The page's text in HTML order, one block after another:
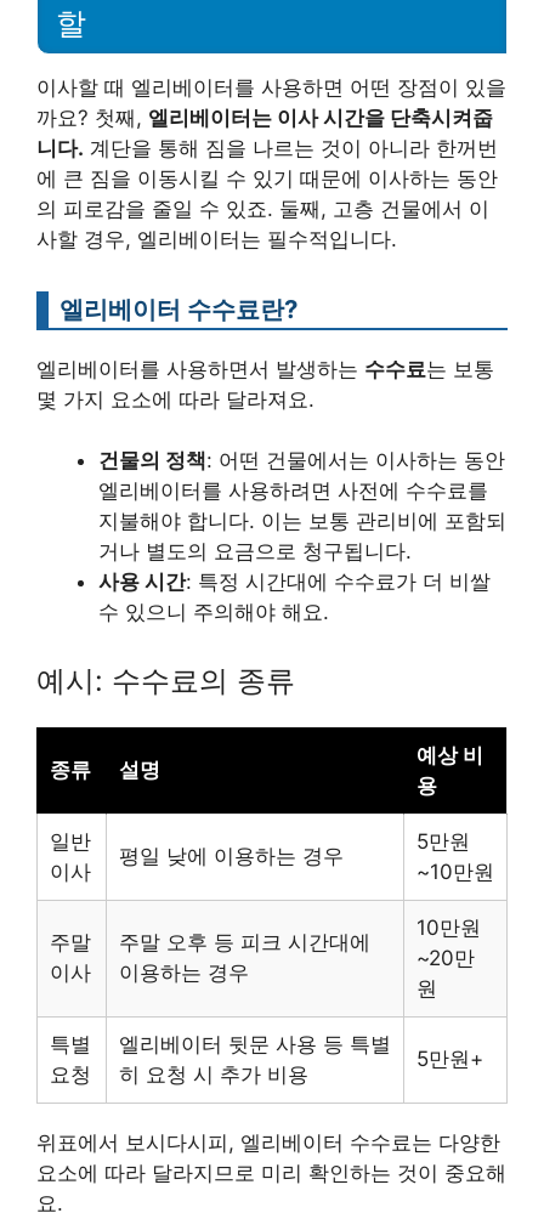
할
이사할 때 엘리베이터를 사용하면 어떤 장점이 있을
까요? 첫째, 엘리베이터는 이사 시간을 단축시켜줍
니다. 계단을 통해 짐을 나르는 것이 아니라 한꺼번
에 큰 짐을 이동시킬 수 있기 때문에 이사하는 동안
의 피로감을 줄일 수 있죠. 둘째, 고층 건물에서 이
사할 경우, 엘리베이터는 필수적입니다.
엘리베이터 수수료란?
엘리베이터를 사용하면서 발생하는 수수료는 보통
몇 가지 요소에 따라 달라져요.
건물의 정책: 어떤 건물에서는 이사하는 동안
엘리베이터를 사용하려면 사전에 수수료를
지불해야 합니다. 이는 보통 관리비에 포함되
거나 별도의 요금으로 청구됩니다.
사용 시간: 특정 시간대에 수수료가 더 비쌀
수 있으니 주의해야 해요.
예시: 수수료의 종류
종류 설명
예상 비
용
일반
이사
평일 낮에 이용하는 경우
5만원
~10만원
주말
이사
주말 오후 등 피크 시간대에
이용하는 경우
10만원
~20만
원
특별
요청
엘리베이터 뒷문 사용 등 특별
히 요청 시 추가 비용
5만원+
위표에서 보시다시피, 엘리베이터 수수료는 다양한
요소에 따라 달라지므로 미리 확인하는 것이 중요해
요.